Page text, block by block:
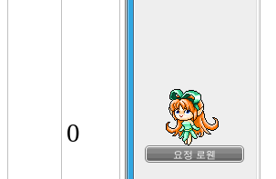
0
요정 로웬